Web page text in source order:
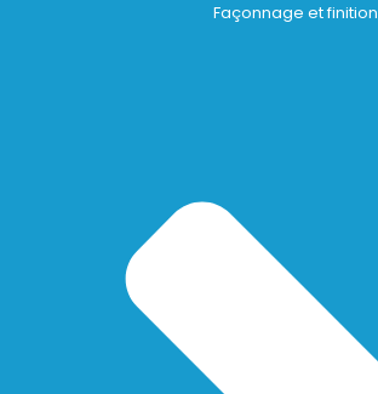
Façonnage et finition